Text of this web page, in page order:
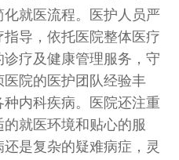
就医流程。医护人员严
导，依托医院整体医疗
疗及健康管理服务，守
院的医护团队经验丰
内科疾病。医院还注重
就医环境和贴心的服
是复杂的疑难病症，灵